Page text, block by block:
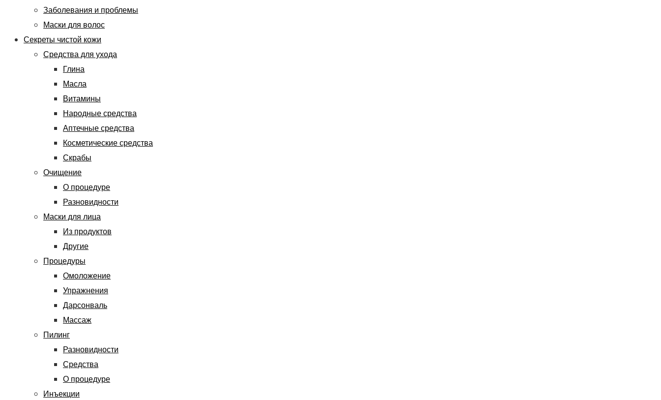
Заболевания и проблемы
Маски для волос
Секреты чистой кожи
Средства для ухода
Глина
Масла
Витамины
Народные средства
Аптечные средства
Косметические средства
Скрабы
Очищение
О процедуре
Разновидности
Маски для лица
Из продуктов
Другие
Процедуры
Омоложение
Упражнения
Дарсонваль
Массаж
Пилинг
Разновидности
Средства
О процедуре
Инъекции